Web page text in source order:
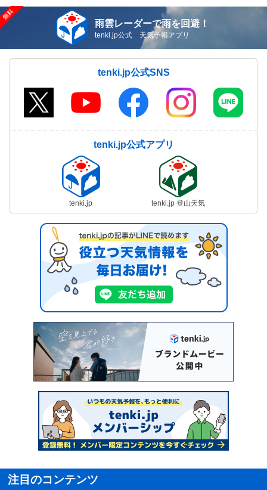
雨雲レーダーで雨を回避！
tenki.jp公式 天気予報アプリ
tenki.jp公式SNS
tenki.jp公式アプリ
tenki.jp tenki.jp 登山天気
注目のコンテンツ